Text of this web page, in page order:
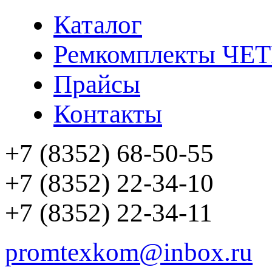
Каталог
Ремкомплекты
Прайсы
Контакты
+7 (8352) 68-50-55
+7 (8352) 22-34-10
+7 (8352) 22-34-11
promtexkom@inbox.ru